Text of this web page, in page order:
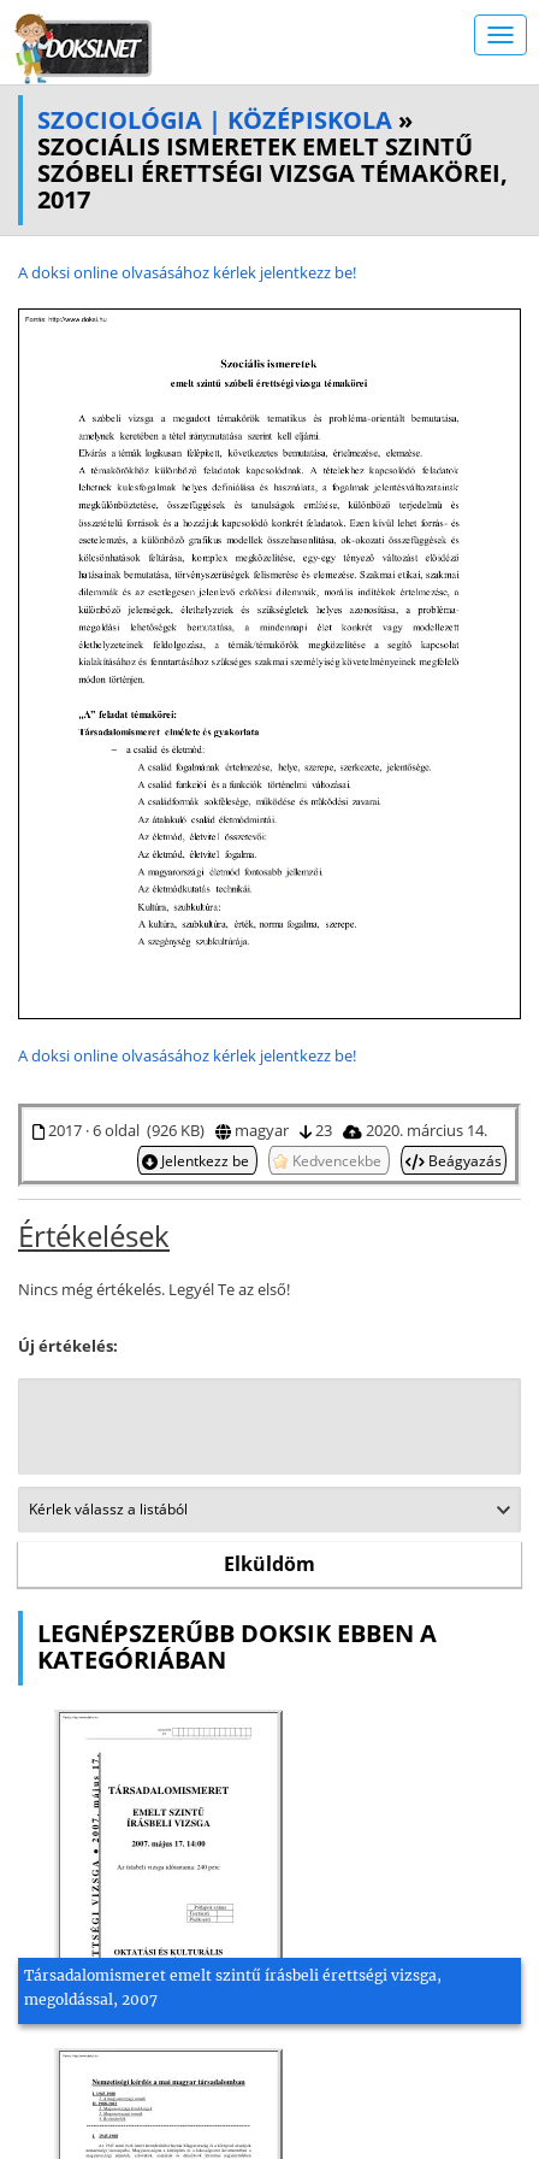
SZOCIOLÓGIA | KÖZÉPISKOLA »
SZOCIÁLIS ISMERETEK EMELT SZINTŰ
SZÓBELI ÉRETTSÉGI VIZSGA TÉMAKÖREI,
2017
A doksi online olvasásához kérlek jelentkezz be!
A doksi online olvasásához kérlek jelentkezz be!
2017 · 6 oldal (926 KB) magyar 23 2020. március 14.
Jelentkezz be Kedvencekbe Beágyazás
Értékelések
Nincs még értékelés. Legyél Te az első!
Új értékelés:
LEGNÉPSZERŰBB DOKSIK EBBEN A
KATEGÓRIÁBAN
Társadalomismeret emelt szintű írásbeli érettségi vizsga,
megoldással, 2007